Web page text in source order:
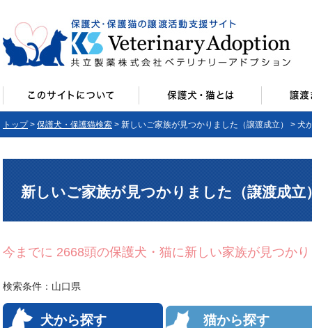
トップ> 保護犬・保護猫検索 > 新しいご家族が見つかりました（譲渡成立） > 犬
新しいご家族が見つかりました（譲渡成立
今までに 2668頭の保護犬・猫に新しい家族が見つか
検索条件：山口県
犬から探す
猫から探す